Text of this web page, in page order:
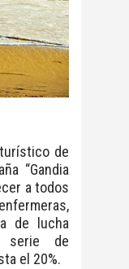
de
“Gandia
a todos
de lucha
serie de
el 20%.